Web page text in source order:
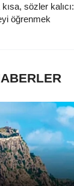
sözler
öğrenmek